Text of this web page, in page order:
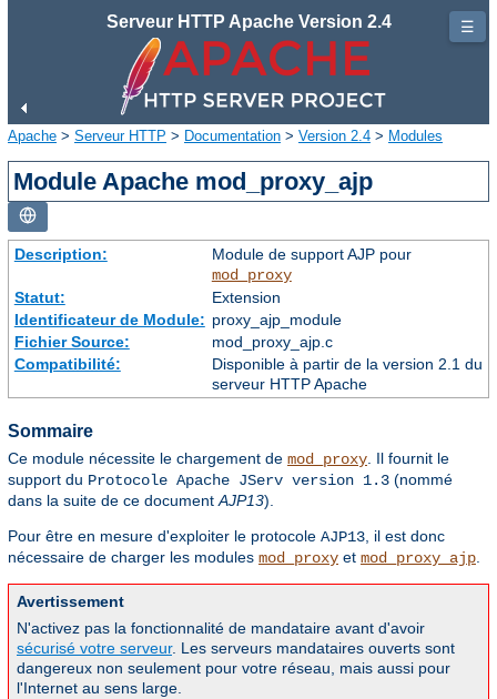
Serveur HTTP Apache Version 2.4
Apache > Serveur HTTP > Documentation > Version 2.4 > Modules
Module Apache mod_proxy_ajp
Description:
Module de support AJP pour
mod_proxy
Statut:
Extension
Identificateur de Module: proxy_ajp_module
Fichier Source:
mod_proxy_ajp.c
Compatibilité:
Disponible à partir de la version 2.1 du
serveur HTTP Apache
Sommaire
Ce module nécessite le chargement de mod_proxy . Il fournit le
support du Protocole Apache JServ version 1.3 (nommé
dans la suite de ce document AJP13).
Pour être en mesure d'exploiter le protocole AJP13 , il est donc
nécessaire de charger les modules mod_proxy et mod_proxy_ajp
Avertissement
N'activez pas la fonctionnalité de mandataire avant d'avoir
sécurisé votre serveur. Les serveurs mandataires ouverts sont
dangereux non seulement pour votre réseau, mais aussi pour
l'Internet au sens large.
☰